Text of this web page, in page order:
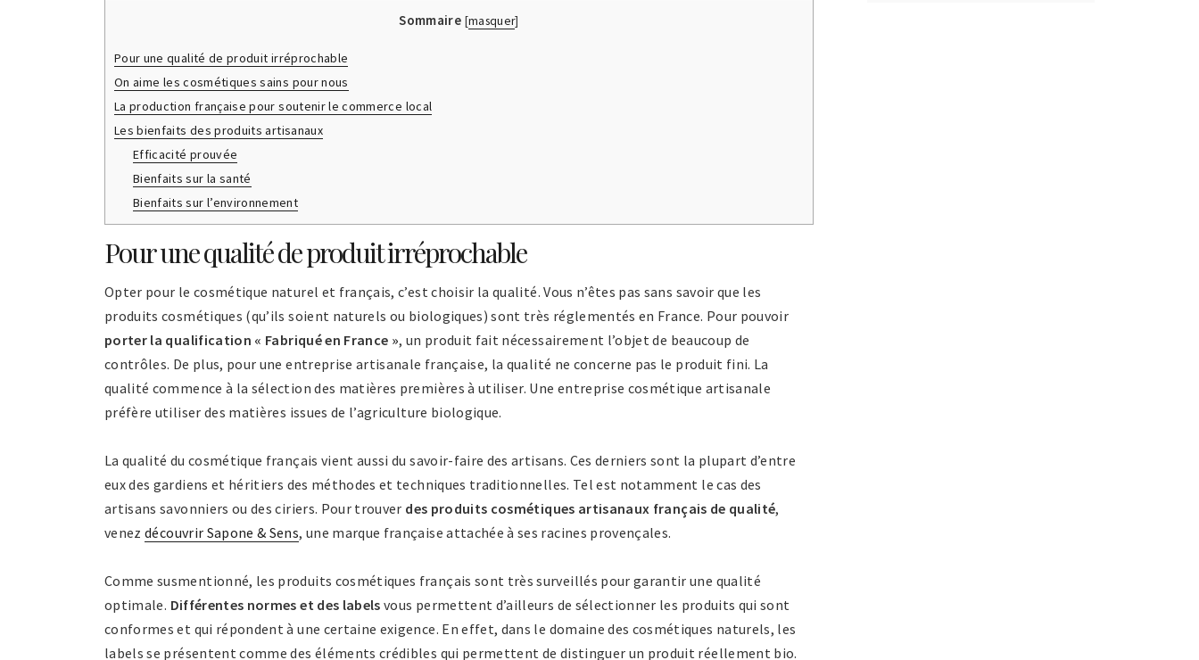
Sommaire [masquer]
Pour une qualité de produit irréprochable
On aime les cosmétiques sains pour nous
La production française pour soutenir le commerce local
Les bienfaits des produits artisanaux
Efficacité prouvée
Bienfaits sur la santé
Bienfaits sur l’environnement
Pour une qualité de produit irréprochable
Opter pour le cosmétique naturel et français, c’est choisir la qualité. Vous n’êtes pas sans savoir que les
produits cosmétiques (qu’ils soient naturels ou biologiques) sont très réglementés en France. Pour pouvoir
porter la qualification « Fabriqué en France », un produit fait nécessairement l’objet de beaucoup de
contrôles. De plus, pour une entreprise artisanale française, la qualité ne concerne pas le produit fini. La
qualité commence à la sélection des matières premières à utiliser. Une entreprise cosmétique artisanale
préfère utiliser des matières issues de l’agriculture biologique.
La qualité du cosmétique français vient aussi du savoir-faire des artisans. Ces derniers sont la plupart d’entre
eux des gardiens et héritiers des méthodes et techniques traditionnelles. Tel est notamment le cas des
artisans savonniers ou des ciriers. Pour trouver des produits cosmétiques artisanaux français de qualité,
venezdécouvrir Sapone & Sens, une marque française attachée à ses racines provençales.
Comme susmentionné, les produits cosmétiques français sont très surveillés pour garantir une qualité
optimale. Différentes normes et des labels vous permettent d’ailleurs de sélectionner les produits qui sont
conformes et qui répondent à une certaine exigence. En effet, dans le domaine des cosmétiques naturels, les
labels se présentent comme des éléments crédibles qui permettent de distinguer un produit réellement bio.